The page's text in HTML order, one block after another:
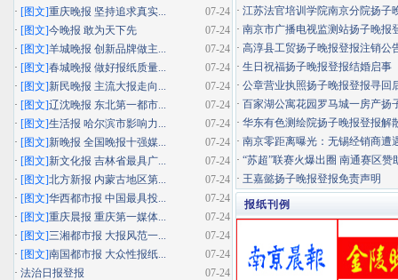
· 江苏法官培训学院南京分院扬子
· 南京市广播电视监测站扬子晚报
· 高淳县工贸扬子晚报登报注销公
· 生日祝福扬子晚报登报结婚启事
· 公章营业执照扬子晚报登报寻回
· 百家湖公寓花园罗马城一房产扬
· 华东有色测绘院扬子晚报登报解
· 南京零距离曝光：无锡经销商遭
· “苏超”联赛火爆出圈 南通赛区赞
· 王嘉懿扬子晚报登报免责声明
报纸刊例
07-24
· [图文]重庆晚报 坚持追求真实...
07-24
· [图文]今晚报 敢为天下先
07-24
· [图文]羊城晚报 创新品牌做主...
07-24
· [图文]春城晚报 做好报纸质量...
07-24
· [图文]新民晚报 主流大报走向...
07-24
· [图文]辽沈晚报 东北第一都市...
07-24
· [图文]生活报 哈尔滨市影响力...
07-24
· [图文]新晚报 全国晚报十强媒...
07-24
· [图文]新文化报 吉林省最具广...
07-24
· [图文]北方新报 内蒙古地区第...
07-24
· [图文]华西都市报 中国最具投...
07-24
· [图文]重庆晨报 重庆第一媒体...
07-24
· [图文]三湘都市报 大报风范一...
07-24
· [图文]南国都市报 大众性报纸...
07-24
· 法治日报登报